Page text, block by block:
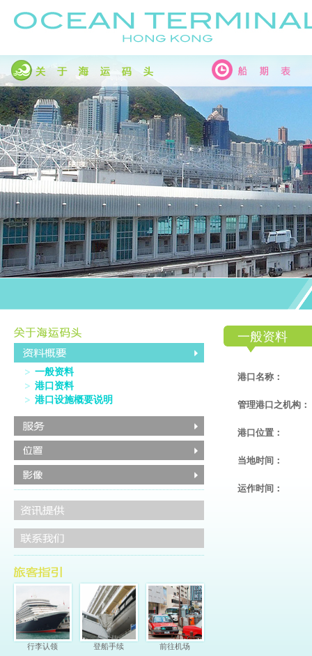
一般资料
港口资料
港口设施概要说明
行李认领 登船手续 前往机场
一般资料
港口名称：
管理港口之机构：
港口位置：
当地时间：
运作时间：